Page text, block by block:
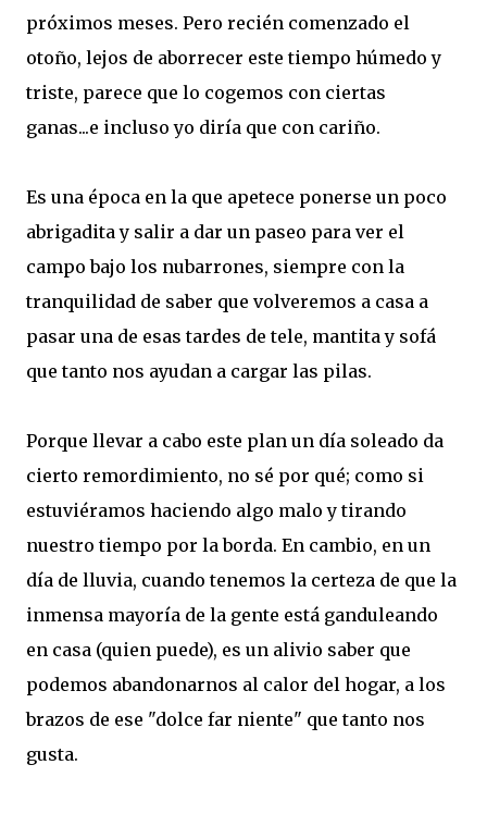
próximos meses. Pero recién comenzado el
otoño, lejos de aborrecer este tiempo húmedo y
triste, parece que lo cogemos con ciertas
ganas...e incluso yo diría que con cariño.
Es una época en la que apetece ponerse un poco
abrigadita y salir a dar un paseo para ver el
campo bajo los nubarrones, siempre con la
tranquilidad de saber que volveremos a casa a
pasar una de esas tardes de tele, mantita y sofá
que tanto nos ayudan a cargar las pilas.
Porque llevar a cabo este plan un día soleado da
cierto remordimiento, no sé por qué; como si
estuviéramos haciendo algo malo y tirando
nuestro tiempo por la borda. En cambio, en un
día de lluvia, cuando tenemos la certeza de que la
inmensa mayoría de la gente está ganduleando
en casa (quien puede), es un alivio saber que
podemos abandonarnos al calor del hogar, a los
brazos de ese "dolce far niente" que tanto nos
gusta.